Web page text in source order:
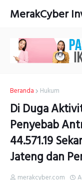
MerakCyber
Beranda Hukum
Di Duga
Penyebab
44.571.19
Jateng dan
merakcyber.com